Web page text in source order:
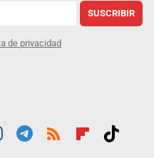
SUSCRIBIR
de privacidad